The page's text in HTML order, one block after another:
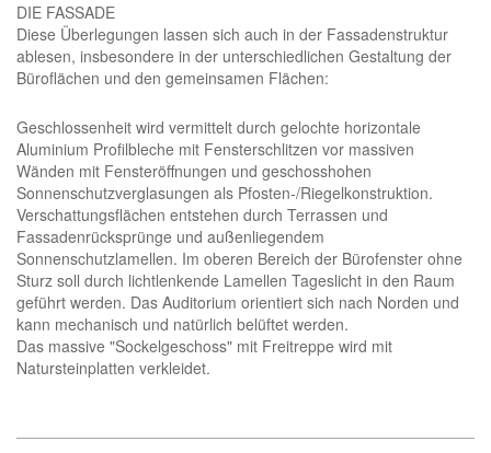
DIE FASSADE
Diese Überlegungen lassen sich auch in der Fassadenstruktur
ablesen, insbesondere in der unterschiedlichen Gestaltung der
Büroflächen und den gemeinsamen Flächen:
Geschlossenheit wird vermittelt durch gelochte horizontale
Aluminium Profilbleche mit Fensterschlitzen vor massiven
Wänden mit Fensteröffnungen und geschosshohen
Sonnenschutzverglasungen als Pfosten-/Riegelkonstruktion.
Verschattungsflächen entstehen durch Terrassen und
Fassadenrücksprünge und außenliegendem
Sonnenschutzlamellen. Im oberen Bereich der Bürofenster ohne
Sturz soll durch lichtlenkende Lamellen Tageslicht in den Raum
geführt werden. Das Auditorium orientiert sich nach Norden und
kann mechanisch und natürlich belüftet werden.
Das massive "Sockelgeschoss" mit Freitreppe wird mit
Natursteinplatten verkleidet.